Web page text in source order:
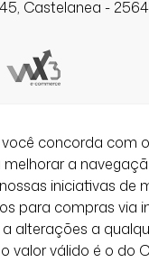
mas o
vez que visto
Castelanea -
concorda com
a
iniciativas de
para compras via
alterações a
valor válido é o do